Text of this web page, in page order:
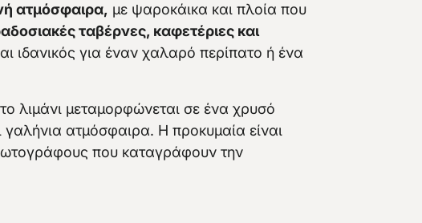
ατμόσφαιρα, με ψαροκάικα και πλοία που
ταβέρνες, καφετέριες και
ιδανικός για έναν χαλαρό περίπατο ή ένα
λιμάνι μεταμορφώνεται σε ένα χρυσό
ατμόσφαιρα. Η προκυμαία είναι
που καταγράφουν την